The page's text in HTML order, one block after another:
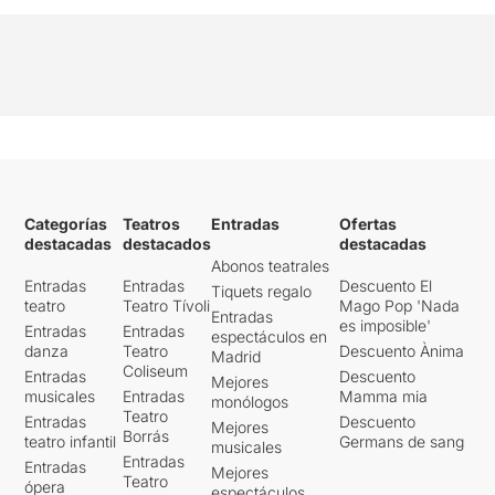
preciso para acabar de
redondear un
reparto
perfectopara esta pieza.
Esta obra es undisfrute
teatral absoluto, atractiva y
conmovedora
, que interpela
a la espectadora y juega con
ella hasta el último
momento.
Imprescindible
Categorías
destacadas
Entradas
teatro
Entradas
danza
Entradas
musicales
Entradas
teatro infantil
Entradas
ópera
Teatros
destacados
Entradas
Teatro Tívoli
Entradas
Teatro
Coliseum
Entradas
Teatro
Borrás
Entradas
Teatro
Entradas
Abonos teatrales
Tiquets regalo
Entradas
espectáculos en
Madrid
Mejores
monólogos
Mejores
musicales
Mejores
Ofertas
destacadas
Descuento El
Mago Pop 'Nada
es imposible'
Descuento Ànima
Descuento
Mamma mia
Descuento
Germans de sang